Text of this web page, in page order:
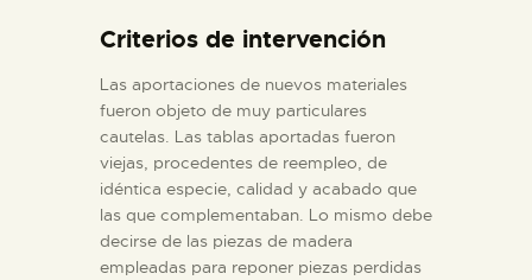
Criterios de intervención
Las aportaciones de nuevos materiales
fueron objeto de muy particulares
cautelas. Las tablas aportadas fueron
viejas, procedentes de reempleo, de
idéntica especie, calidad y acabado que
las que complementaban. Lo mismo debe
decirse de las piezas de madera
empleadas para reponer piezas perdidas